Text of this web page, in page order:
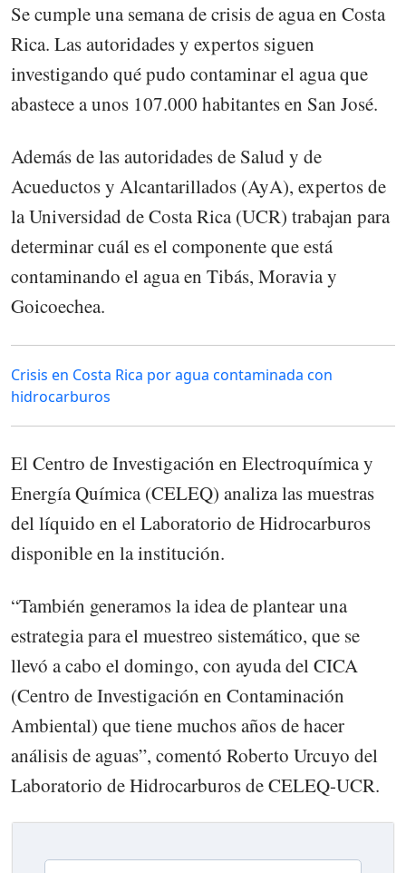
Se cumple una semana de crisis de agua en Costa
Rica. Las autoridades y expertos siguen
investigando qué pudo contaminar el agua que
abastece a unos 107.000 habitantes en San José.
Además de las autoridades de Salud y de
Acueductos y Alcantarillados (AyA), expertos de
la Universidad de Costa Rica (UCR) trabajan para
determinar cuál es el componente que está
contaminando el agua en Tibás, Moravia y
Goicoechea.
Crisis en Costa Rica por agua contaminada con
hidrocarburos
El Centro de Investigación en Electroquímica y
Energía Química (CELEQ) analiza las muestras
del líquido en el Laboratorio de Hidrocarburos
disponible en la institución.
“También generamos la idea de plantear una
estrategia para el muestreo sistemático, que se
llevó a cabo el domingo, con ayuda del CICA
(Centro de Investigación en Contaminación
Ambiental) que tiene muchos años de hacer
análisis de aguas”, comentó Roberto Urcuyo del
Laboratorio de Hidrocarburos de CELEQ-UCR.